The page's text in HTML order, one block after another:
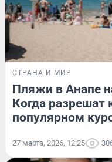
СТРАНА И МИР
Пляжи в Анапе
Когда разрешат
популярном
27 марта, 2026, 12:25